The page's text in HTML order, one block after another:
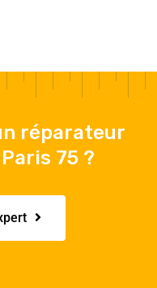
réparateur
75 ?